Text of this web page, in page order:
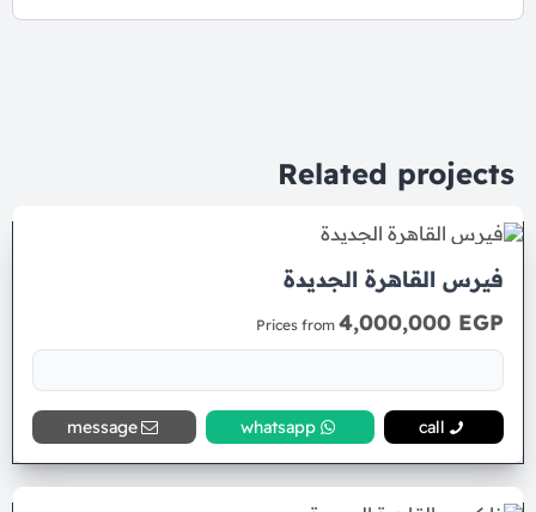
Related projects
فيرس القاهرة الجديدة
Prices from 4,000,000 EGP
call
whatsapp
message